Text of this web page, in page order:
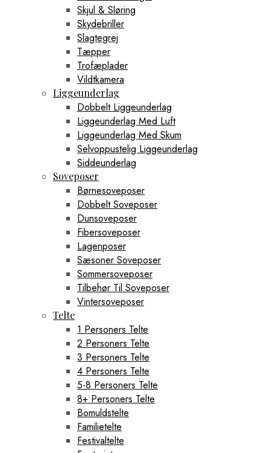
Skjul & Sløring
Skydebriller
Slagtegrej
Tæpper
Trofæplader
Vildtkamera
Liggeunderlag
Dobbelt Liggeunderlag
Liggeunderlag Med Luft
Liggeunderlag Med Skum
Selvoppustelig Liggeunderlag
Siddeunderlag
Soveposer
Børnesoveposer
Dobbelt Soveposer
Dunsoveposer
Fibersoveposer
Lagenposer
Sæsoner Soveposer
Sommersoveposer
Tilbehør Til Soveposer
Vintersoveposer
Telte
1 Personers Telte
2 Personers Telte
3 Personers Telte
4 Personers Telte
5-8 Personers Telte
8+ Personers Telte
Bomuldstelte
Familietelte
Festivaltelte